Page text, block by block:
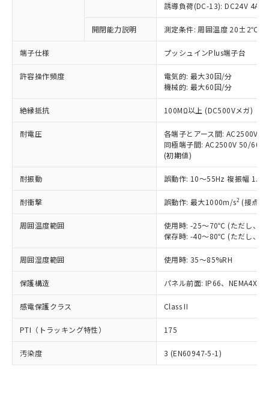
誘導負荷(DC-13): DC24V 4A/
開閉能力説明 測定条件: 周囲温度 20±2℃、
端子仕様 プッシュインPlus端子台
許容操作頻度
電気的: 最大30回/分
機械的: 最大60回/分
絶縁抵抗 100MΩ以上 (DC500Vメガ)
耐電圧
各端子とアース間: AC2500V
同極端子間: AC2500V 50/
(初期値)
耐振動 誤動作: 10～55Hz 複振幅
耐衝撃 誤動作: 最大1000m/s2 (接点
周囲温度範囲
使用時: -25～70℃ (ただし、氷
保存時: -40～80℃ (ただし、氷
周囲湿度範囲 使用時: 35～85%RH
保護構造 パネル前面: IP66、NEMA4X,
感電保護クラス Class II
PTI（トラッキング特性） 175
汚染度 3 (EN60947-5-1)
以下の条件をお読みいただき、同意のうえ
本サービスは、当社制御機器事業取扱
商品の当社在庫状況および標準価格
(税抜)を提供させていただくもので
当社制御機器事業取扱商品の中には、
本サービスの対象外となる商品もある
ことをご了承ください。
在庫状況および標準価格照会結果は、
記載している更新日時点での社内デー
タに基づき作成されるものであり、閲
覧された時点での実際の在庫および標
準価格とは異なる場合があることをご
正式な納期状況および標準価格はお客
様のお取引先、またはお客様担当のオ
ムロン制御機器販売店・当社販売員に
オムロン制御機器販売店や当社販売拠
販売ネットワーク
」をご確認
ください。
在庫状況および標準価格結果を当社の
事前の承諾なく第三者に漏洩または開
示しないようお願いします。
マイパーツ機能（部品リスト作成サー
ビス）をご利用いただくには、I-Web
対応予定なし：EU RoHS指令（10物質）の
非含有に非対応の商品で、対応品を出す予
調査・確認中：EU RoHS指令（10物質）の
非含有の対応状況を調査中または確認中の
商品です。
害物質有無と関係のない商品です。
仕入先様の事情により、非含有部品として
いたものが、含有品と判明した場合などや
むを得ず変更することがあります。
鉛(Pb) 1000ppm以下、 水銀(Hg) 1000ppm以下、 カド
六価クロム(Cr(Ⅵ)) 1000ppm以下、ポリ臭化ビフェニル
類(PBB) 1000ppm以下、ポリ臭化ジフェニルエーテル類
(PBDE) 1000ppm以下、フタル酸ビス(2-エチルヘキシ
ル) (DEHP)(別名：DOP) 1000ppm以下、フタル酸ブチ
ルベンジル（BBP） 1000ppm以下、フタル酸ジブチル
（DBP） 1000ppm以下、フタル酸ジイソブチル
但し、RoHS指令で産業用監視および制御機器に対する
フタル酸エステル類の４物質については閾値を超える意
図的な使用がないことを確認しています。
※2 対応予定月
部品在庫の切り替え状況などにより、予定
月が前後することがあります。
「○」：最大均質材料含有率が中国RoHSの
基準値以下であることを示します。
「×」：最大均質材料含有率が中国RoHSの
基準値を超えていることを示します。
「－」：未確認です。当社販売部門へお問
*中国RoHS10物質の基準値 (GB/T26572)：
Pb(鉛) :1000ppm、 Hg(水銀) : 1000ppm、 Cd(カドミウ
Cr(Ⅵ)(六価クロム) : 1000ppm、 PBBs(ポリ臭化ビフェ
ニル類) : 1000ppm、 PBDEs(ポリ臭化ジフェニルエーテ
ル類) : 1000ppm、
DBP(フタル酸ジブチル) : 1000ppm、 DIBP(フタル酸ジ
DEHP(フタル酸ビス(2-エチルヘキシル)) : 1000ppm
「ｅ」：有害物質（10物質）のすべてが基
準値以下であることを示します。
「10」：通常の使用状況下において有害物
質が外部に漏えいし、環境に深刻な影響を
当社は、これら貴社製品のうち、外国
為替および外国貿易法に定める商品
（以下｢規制貨物等」という）を輸出
または国外への提供する場合は、日本
国政府の輸出許可(または役務取引許
可)を取得するなどの必要な手続きを
当社は規制貨物を破棄する場合は、完
全に破砕するなど、違法に輸出されな
いよう必要な手段を講じます。
当社は貴社製品を、核兵器、ミサイ
ル、化学兵器、生物兵器またはその他
武器並びにこれらの製造装置等に一切
当社は、貴社製品を第三者に販売する
場合は、上記1、2および3の内容を当
該第三者に通知します。また当社は、
販売先および販売に係わる関係者が違
法に輸出するおそれがある場合は、取
一定数以上の在庫あり
一定数には満たないが在庫あり
在庫なし(最新の在庫状況につ
いては、お客様のお取引先、ま
たはお客様担当のオムロン制御
機器販売店・当社販売員にご確
認ください)
白
受注生産機種、また在庫状況の
情報を公開していない機種